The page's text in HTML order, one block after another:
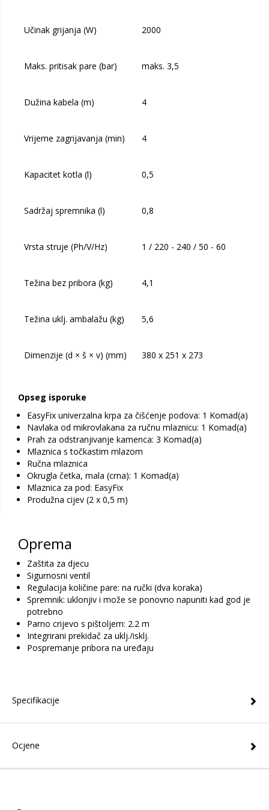
Učinak grijanja (W) 2000
Maks. pritisak pare (bar) maks. 3,5
Dužina kabela (m) 4
Vrijeme zagrijavanja (min) 4
Kapacitet kotla (l) 0,5
Sadržaj spremnika (l) 0,8
Vrsta struje (Ph/V/Hz) 1 / 220 - 240 / 50 - 60
Težina bez pribora (kg) 4,1
Težina uklj. ambalažu (kg) 5,6
Dimenzije (d × š × v) (mm) 380 x 251 x 273
Opseg isporuke
EasyFix univerzalna krpa za čišćenje podova: 1 Komad(a)
Navlaka od mikrovlakana za ručnu mlaznicu: 1 Komad(a)
Prah za odstranjivanje kamenca: 3 Komad(a)
Mlaznica s točkastim mlazom
Ručna mlaznica
Okrugla četka, mala (crna): 1 Komad(a)
Mlaznica za pod: EasyFix
Produžna cijev (2 x 0,5 m)
Oprema
Zaštita za djecu
Sigurnosni ventil
Regulacija količine pare: na ručki (dva koraka)
Spremnik: uklonjiv i može se ponovno napuniti kad god je
potrebno
Parno crijevo s pištoljem: 2.2 m
Integrirani prekidač za uklj./isklj.
Pospremanje pribora na uređaju
Specifikacije
Ocjene